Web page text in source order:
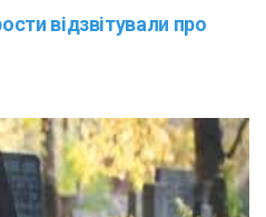
відзвітували про